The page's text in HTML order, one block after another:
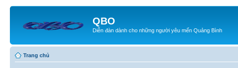
QBO
Diễn đàn dành cho những người yêu mến Quảng Bình
Trang chủ